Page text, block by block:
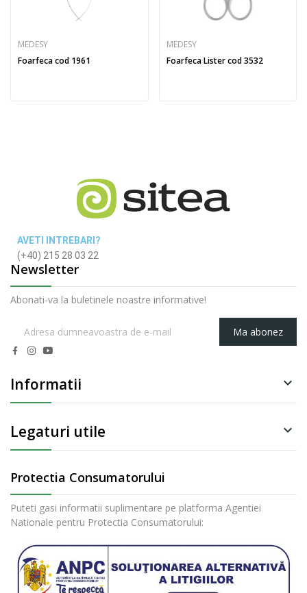
MEDESY
Foarfeca cod 1961
MEDESY
Foarfeca Lister cod 3532
AVETI INTREBARI?
(+40) 215 28 03 22
Newsletter
Abonati-va la buletinele noastre informative!
Ma abonez
Informatii 
Legaturi utile 
Protectia Consumatorului
Puteti gasi informatii suplimentare pe platforma Agentiei
Nationale pentru Protectia Consumatorului: